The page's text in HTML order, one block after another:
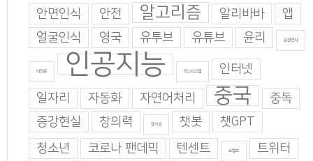
안면인식
안전 알고리즘 알리바바
앱
얼굴인식
영국 유투브 유튜브 윤리 음성인식
이인준 인공지능 인스타그램 인터넷
일자리 자동화 자연어처리 중국
중독
증강현실
창의력 창의성 챗봇
챗GPT
청소년
코로나 팬데믹 텐센트 트럼프 트위터